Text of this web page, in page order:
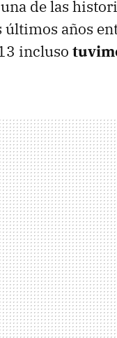
de las
últimos años
incluso